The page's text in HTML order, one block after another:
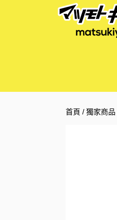
首頁 /獨家商品